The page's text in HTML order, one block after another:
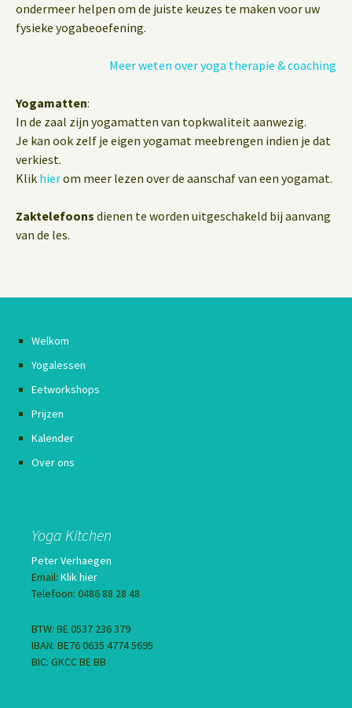
ondermeer helpen om de juiste keuzes te maken voor uw
fysieke yogabeoefening.
Meer weten over yoga therapie & coaching
Yogamatten:
In de zaal zijn yogamatten van topkwaliteit aanwezig.
Je kan ook zelf je eigen yogamat meebrengen indien je dat
verkiest.
Klik hierom meer lezen over de aanschaf van een yogamat.
Zaktelefoons dienen te worden uitgeschakeld bij aanvang
van de les.
Welkom
Yogalessen
Eetworkshops
Prijzen
Kalender
Over ons
Yoga Kitchen
Peter Verhaegen
Email: Klik hier
Telefoon: 0486 88 28 48
BTW: BE 0537 236 379
IBAN: BE76 0635 4774 5695
BIC: GKCC BE BB